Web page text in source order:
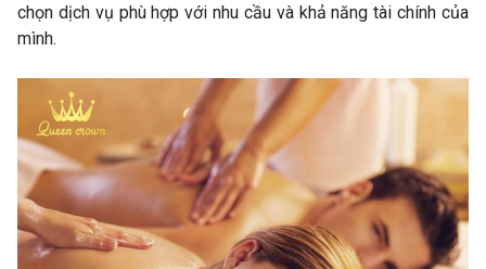
chọn dịch vụ phù hợp với nhu cầu và khả năng tài chính của
mình.